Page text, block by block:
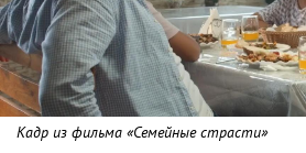
Кадр из фильма «Семейные страсти»